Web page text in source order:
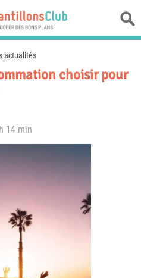
actualités
choisir pour
14 min